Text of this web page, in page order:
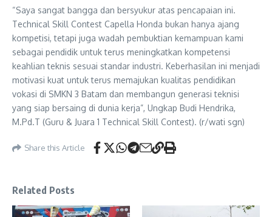
“Saya sangat bangga dan bersyukur atas pencapaian ini.
Technical Skill Contest Capella Honda bukan hanya ajang
kompetisi, tetapi juga wadah pembuktian kemampuan kami
sebagai pendidik untuk terus meningkatkan kompetensi
keahlian teknis sesuai standar industri. Keberhasilan ini menjadi
motivasi kuat untuk terus memajukan kualitas pendidikan
vokasi di SMKN 3 Batam dan membangun generasi teknisi
yang siap bersaing di dunia kerja”, Ungkap Budi Hendrika,
M.Pd.T (Guru & Juara 1 Technical Skill Contest). (r/wati sgn)
Share this Article
Related Posts